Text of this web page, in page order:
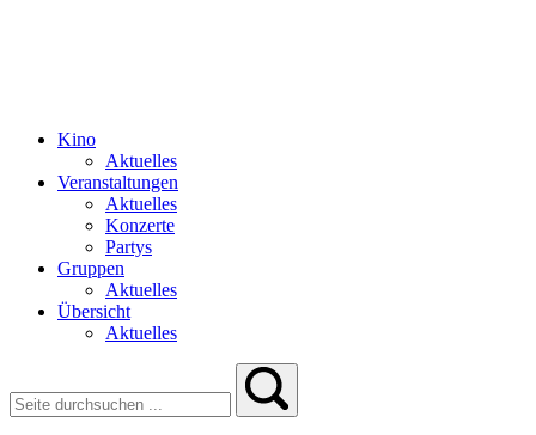
Kino
Aktuelles
Veranstaltungen
Aktuelles
Konzerte
Partys
Gruppen
Aktuelles
Übersicht
Aktuelles